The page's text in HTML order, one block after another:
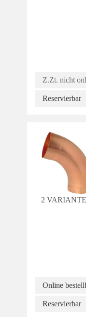
Z.Zt. nicht
Reservierbar
2
Online
Reservierbar